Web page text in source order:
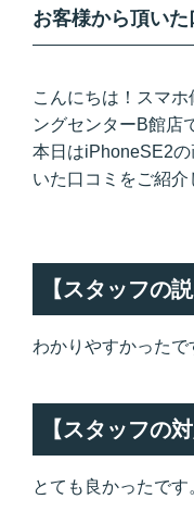
お客様から頂いた
こんにちは！スマ
ングセンターB館店
本日はiPhoneSE2
いた口コミをご紹介
【スタッフの説
わかりやすかったで
【スタッフの対
とても良かったです